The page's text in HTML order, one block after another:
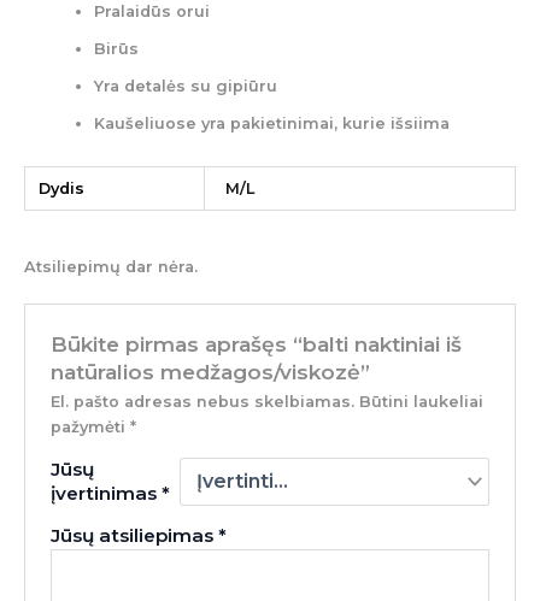
Pralaidūs orui
Birūs
Yra detalės su gipiūru
Kaušeliuose yra pakietinimai, kurie išsiima
Dydis M/L
Atsiliepimų dar nėra.
Būkite pirmas aprašęs “balti naktiniai iš
natūralios medžagos/viskozė”
El. pašto adresas nebus skelbiamas. Būtini laukeliai
pažymėti*
Jūsų
įvertinimas*
Jūsų atsiliepimas*